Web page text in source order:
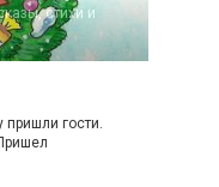
стихи и
гости.